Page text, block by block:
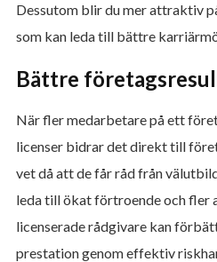
Dessutom blir du mer attraktiv
som kan leda till bättre
Bättre
När fler medarbetare på ett
licenser bidrar det direkt till
vet då att de får råd från
leda till ökat förtroende och fler
licenserade rådgivare kan
prestation genom effektiv